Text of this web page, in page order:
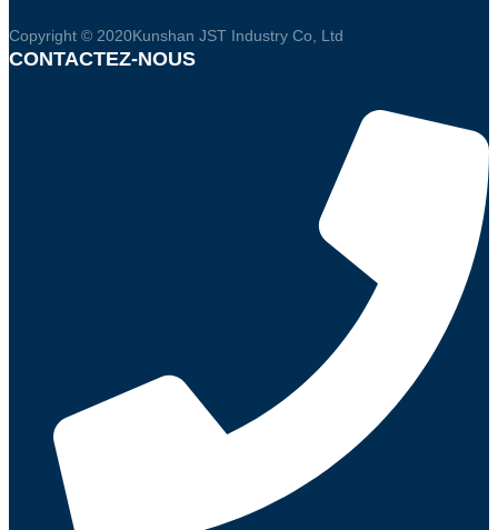
Copyright © 2020Kunshan JST Industry Co, Ltd
CONTACTEZ-NOUS